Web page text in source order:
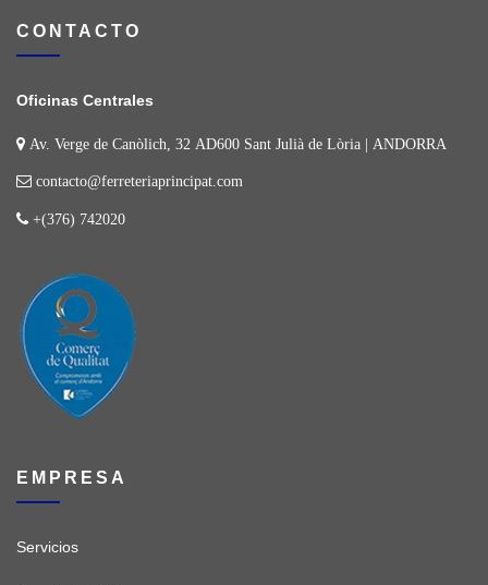
CONTACTO
Oficinas Centrales
Av. Verge de Canòlich, 32 AD600 Sant Julià de Lòria | ANDORRA
contacto@ferreteriaprincipat.com
+(376) 742020
EMPRESA
Servicios